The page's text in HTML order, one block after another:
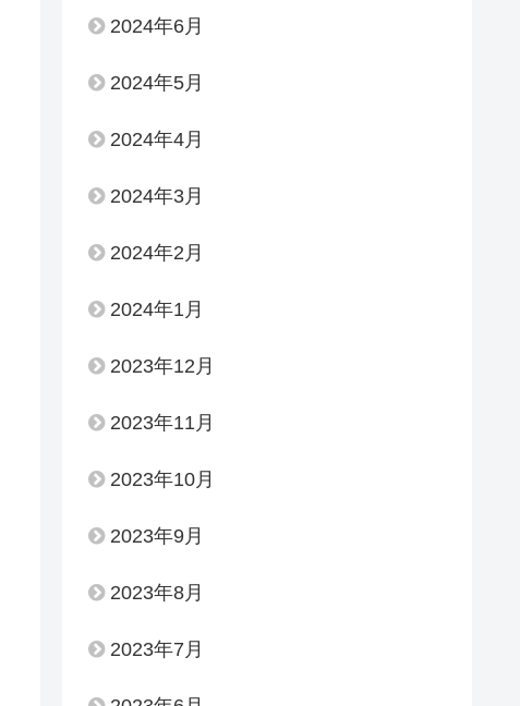
2024年6月
2024年5月
2024年4月
2024年3月
2024年2月
2024年1月
2023年12月
2023年11月
2023年10月
2023年9月
2023年8月
2023年7月